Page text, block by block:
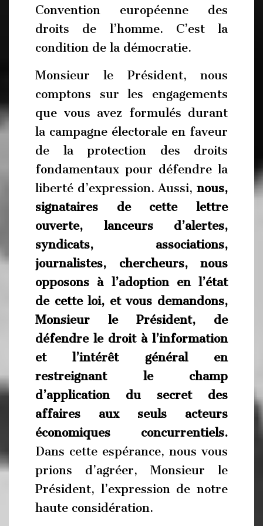
Convention européenne des
droits de l’homme. C’est la
condition de la démocratie.
Monsieur le Président, nous
comptons sur les engagements
que vous avez formulés durant
la campagne électorale en faveur
de la protection des droits
fondamentaux pour défendre la
liberté d’expression. Aussi, nous,
signataires de cette lettre
ouverte, lanceurs d’alertes,
syndicats, associations,
journalistes, chercheurs, nous
opposons à l’adoption en l’état
de cette loi, et vous demandons,
Monsieur le Président, de
défendre le droit à l’information
et l’intérêt général en
restreignant le champ
d’application du secret des
affaires aux seuls acteurs
économiques concurrentiels.
Dans cette espérance, nous vous
prions d’agréer, Monsieur le
Président, l’expression de notre
haute considération.